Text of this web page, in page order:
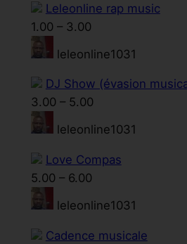
Leleonline rap music
1.00 – 3.00
leleonline1031
DJ Show (évasion
3.00 – 5.00
leleonline1031
Love Compas
5.00 – 6.00
leleonline1031
Cadence musicale